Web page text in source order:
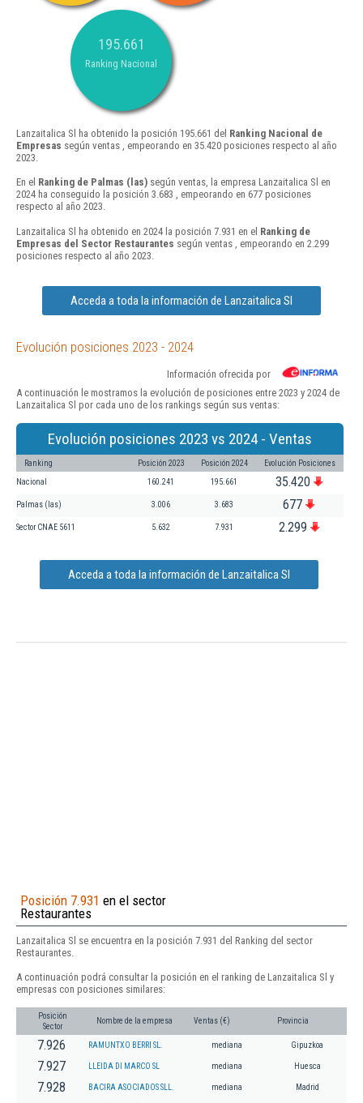
195.661
Ranking Nacional
Lanzaitalica Sl ha obtenido la posición 195.661 del Ranking Nacional de
Empresas según ventas , empeorando en 35.420 posiciones respecto al año
2023.
En el Ranking de Palmas (las) según ventas, la empresa Lanzaitalica Sl en
2024 ha conseguido la posición 3.683 , empeorando en 677 posiciones
respecto al año 2023.
Lanzaitalica Sl ha obtenido en 2024 la posición 7.931 en el Ranking de
Empresas del Sector Restaurantes según ventas , empeorando en 2.299
posiciones respecto al año 2023.
Acceda a toda la información de Lanzaitalica Sl
Evolución posiciones 2023 - 2024
Información ofrecida por
A continuación le mostramos la evolución de posiciones entre 2023 y 2024 de
Lanzaitalica Sl por cada uno de los rankings según sus ventas:
Evolución posiciones 2023 vs 2024 - Ventas
Ranking Posición 2023 Posición 2024 Evolución Posiciones
Nacional 160.241 195.661 35.420
Palmas (las) 3.006 3.683 677
Sector CNAE 5611 5.632 7.931 2.299
Acceda a toda la información de Lanzaitalica Sl
Posición 7.931 en el sector
Restaurantes
Lanzaitalica Sl se encuentra en la posición 7.931 del Ranking del sector
Restaurantes.
A continuación podrá consultar la posición en el ranking de Lanzaitalica Sl y
empresas con posiciones similares:
Posición
Sector
Nombre de la empresa Ventas (€) Provincia
7.926 RAMUNTXO BERRI SL. mediana Gipuzkoa
7.927 LLEIDA DI MARCO SL mediana Huesca
7.928 BACIRA ASOCIADOS SLL. mediana Madrid